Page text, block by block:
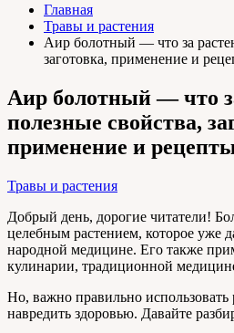
Главная
Травы и растения
Аир болотный — что за
заготовка, применение и
Аир болотный — что
полезные свойства,
применение и
Травы и растения
Добрый день, дорогие читатели!
целебным растением, которое уже
народной медицине. Его также
кулинарии, традиционной
Но, важно правильно использовать
навредить здоровью. Давайте